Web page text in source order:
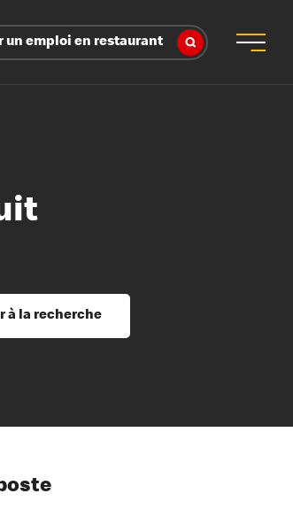
un emploi en restaurant
employés
à la recherche